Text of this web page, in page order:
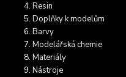
Resin
Doplňky k modelům
Barvy
Modelářská chemie
Materiály
Nástroje